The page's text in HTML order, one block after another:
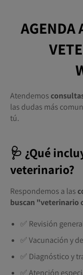
AGENDA
Atendemos
las dudas más
tú.
🩺 ¿Qué
veterinario?
Respondemos a las
buscan "veterinario
✅ Revisión
✅ Vacunación y
✅ Diagnóstico y
✅ Atención